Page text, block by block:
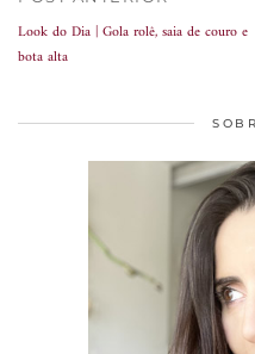
Look do Dia | Gola rolê, saia de couro e
bota alta